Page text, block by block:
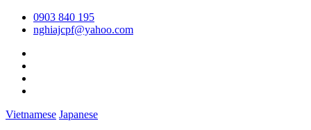
0903 840 195
nghiajcpf@yahoo.com
Vietnamese Japanese